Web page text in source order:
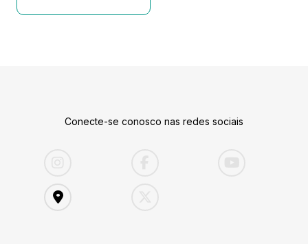
Conecte-se conosco nas redes sociais